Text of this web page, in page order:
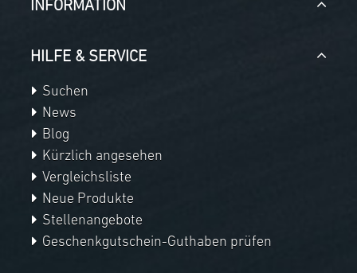
INFORMATION
HILFE & SERVICE
Suchen
News
Blog
Kürzlich angesehen
Vergleichsliste
Neue Produkte
Stellenangebote
Geschenkgutschein-Guthaben prüfen